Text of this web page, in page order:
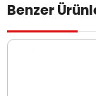
Benzer